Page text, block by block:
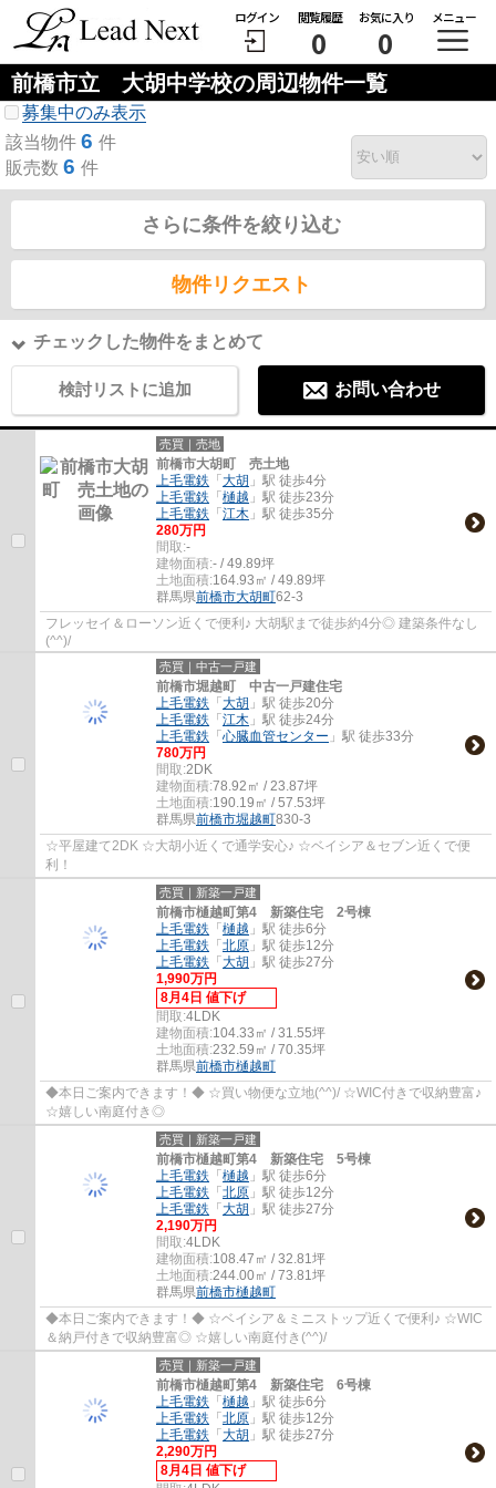
ログイン 閲覧履歴
0
お気に入り
0
メニュー
前橋市立 大胡中学校の周辺物件一覧
募集中のみ表示
該当物件 6 件
販売数 6 件
さらに条件を絞り込む
物件リクエスト
チェックした物件をまとめて
検討リストに追加 お問い合わせ
売買｜売地
前橋市大胡町 売土地
上毛電鉄 「 大胡 」駅 徒歩4分
上毛電鉄 「 樋越 」駅 徒歩23分
上毛電鉄 「 江木 」駅 徒歩35分
280万円
間取:-
建物面積:- / 49.89坪
土地面積:164.93㎡ / 49.89坪
群馬県前橋市大胡町62-3
フレッセイ＆ローソン近くで便利♪ 大胡駅まで徒歩約4分◎ 建築条件なし
(^^)/
売買｜中古一戸建
前橋市堀越町 中古一戸建住宅
上毛電鉄 「 大胡 」駅 徒歩20分
上毛電鉄 「 江木 」駅 徒歩24分
上毛電鉄 「 心臓血管センター 」駅 徒歩33分
780万円
間取:2DK
建物面積:78.92㎡ / 23.87坪
土地面積:190.19㎡ / 57.53坪
群馬県前橋市堀越町830-3
☆平屋建て2DK ☆大胡小近くで通学安心♪ ☆ベイシア＆セブン近くで便
利！
売買｜新築一戸建
前橋市樋越町第4 新築住宅 2号棟
上毛電鉄 「 樋越 」駅 徒歩6分
上毛電鉄 「 北原 」駅 徒歩12分
上毛電鉄 「 大胡 」駅 徒歩27分
1,990万円
8月4日 値下げ
間取:4LDK
建物面積:104.33㎡ / 31.55坪
土地面積:232.59㎡ / 70.35坪
群馬県前橋市樋越町
◆本日ご案内できます！◆ ☆買い物便な立地(^^)/ ☆WIC付きで収納豊富♪
☆嬉しい南庭付き◎
売買｜新築一戸建
前橋市樋越町第4 新築住宅 5号棟
上毛電鉄 「 樋越 」駅 徒歩6分
上毛電鉄 「 北原 」駅 徒歩12分
上毛電鉄 「 大胡 」駅 徒歩27分
2,190万円
間取:4LDK
建物面積:108.47㎡ / 32.81坪
土地面積:244.00㎡ / 73.81坪
群馬県前橋市樋越町
◆本日ご案内できます！◆ ☆ベイシア＆ミニストップ近くで便利♪ ☆WIC
＆納戸付きで収納豊富◎ ☆嬉しい南庭付き(^^)/
売買｜新築一戸建
前橋市樋越町第4 新築住宅 6号棟
上毛電鉄 「 樋越 」駅 徒歩6分
上毛電鉄 「 北原 」駅 徒歩12分
上毛電鉄 「 大胡 」駅 徒歩27分
2,290万円
8月4日 値下げ